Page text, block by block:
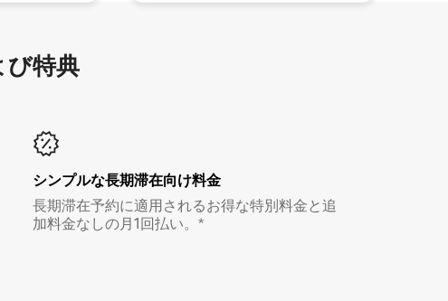
び特⁠典
シンプルな長期滞在向け料金
長期滞在予約に適用されるお得な特別料金と追
加料金なしの月1回払い。*